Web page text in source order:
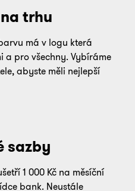
trhu
má v logu která
a pro všechny. Vybíráme
abyste měli nejlepší
sazby
1 000 Kč na měsíční
bank. Neustále